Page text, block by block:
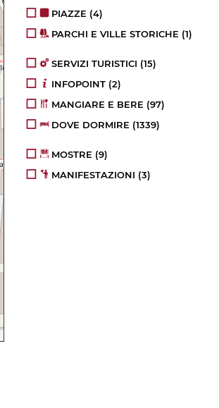
PIAZZE (4)
PARCHI E VILLE STORICHE (1)
SERVIZI TURISTICI (15)
INFOPOINT (2)
MANGIARE E BERE (97)
DOVE DORMIRE (1339)
MOSTRE (9)
MANIFESTAZIONI (3)